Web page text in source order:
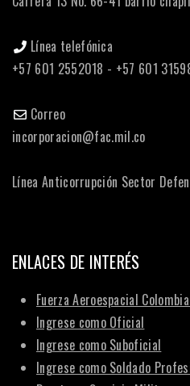
Línea telefónica
+57 601 2552018 - +57 601
Correo
incorporacion@fac.mil.co
Línea Anticorrupción Sector
ENLACES DE INTERÉS
Fuerza Aeroespacial
Ingrese como Oficial
Ingrese como Suboficial
Ingrese como Soldado